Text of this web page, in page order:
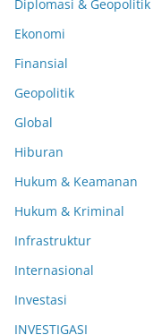
Diplomasi & Geopolitik
Ekonomi
Finansial
Geopolitik
Global
Hiburan
Hukum & Keamanan
Hukum & Kriminal
Infrastruktur
Internasional
Investasi
INVESTIGASI